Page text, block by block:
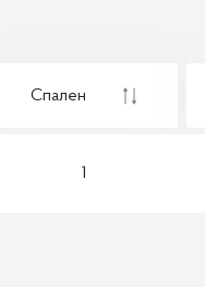
Спален
1